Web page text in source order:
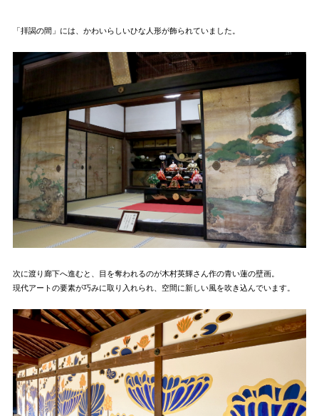
「拝謁の間」には、かわいらしいひな人形が飾られていました。
次に渡り廊下へ進むと、目を奪われるのが木村英輝さん作の青い蓮の壁画。
現代アートの要素が巧みに取り入れられ、空間に新しい風を吹き込んでいます。